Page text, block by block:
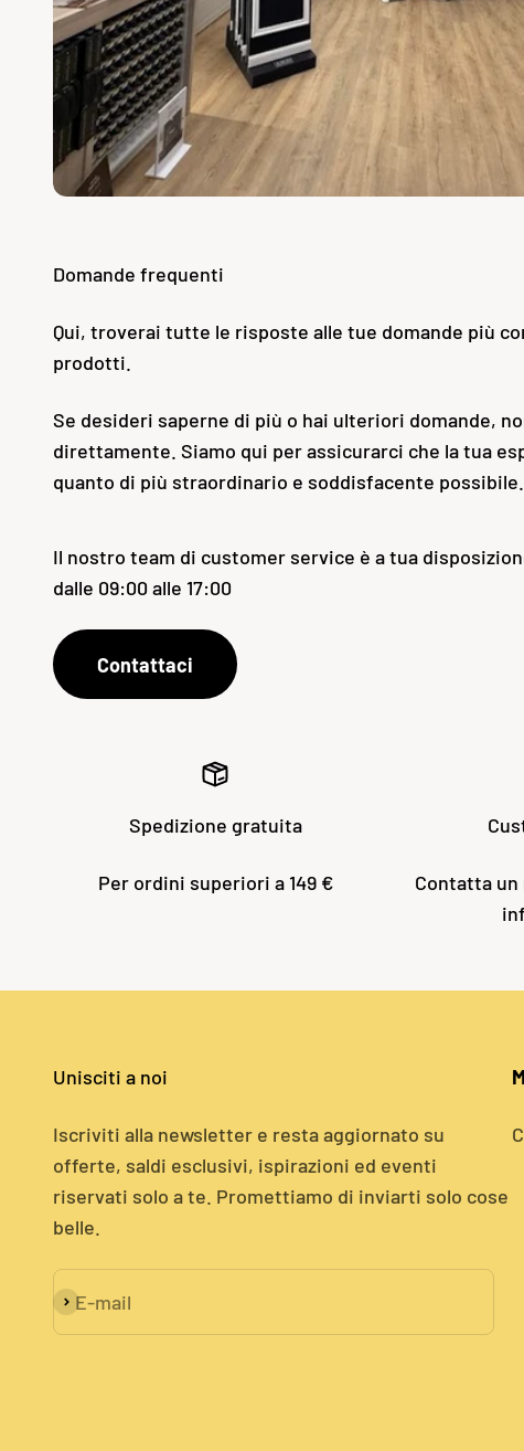
Domande frequenti
Qui, troverai tutte le risposte alle tue domande più
prodotti.
Se desideri saperne di più o hai ulteriori domande,
direttamente. Siamo qui per assicurarci che la tua
quanto di più straordinario e soddisfacente possibile.
Il nostro team di customer service è a tua
dalle 09:00 alle 17:00
Contattaci
Spedizione gratuita
Per ordini superiori a 149 €
Contatta
Unisciti a noi
Iscriviti alla newsletter e resta aggiornato su
offerte, saldi esclusivi, ispirazioni ed eventi
riservati solo a te. Promettiamo di inviarti solo cose
belle.
E-mail
Iscriviti alla newsletter